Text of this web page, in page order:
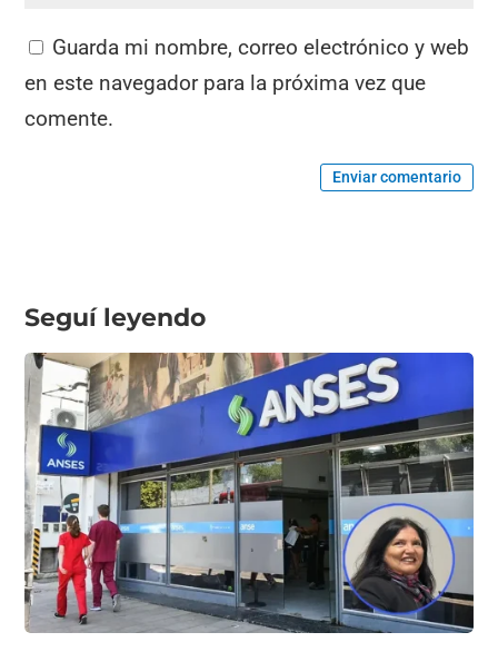
Guarda mi nombre, correo electrónico y web
en este navegador para la próxima vez que
comente.
Enviar comentario
Seguí leyendo